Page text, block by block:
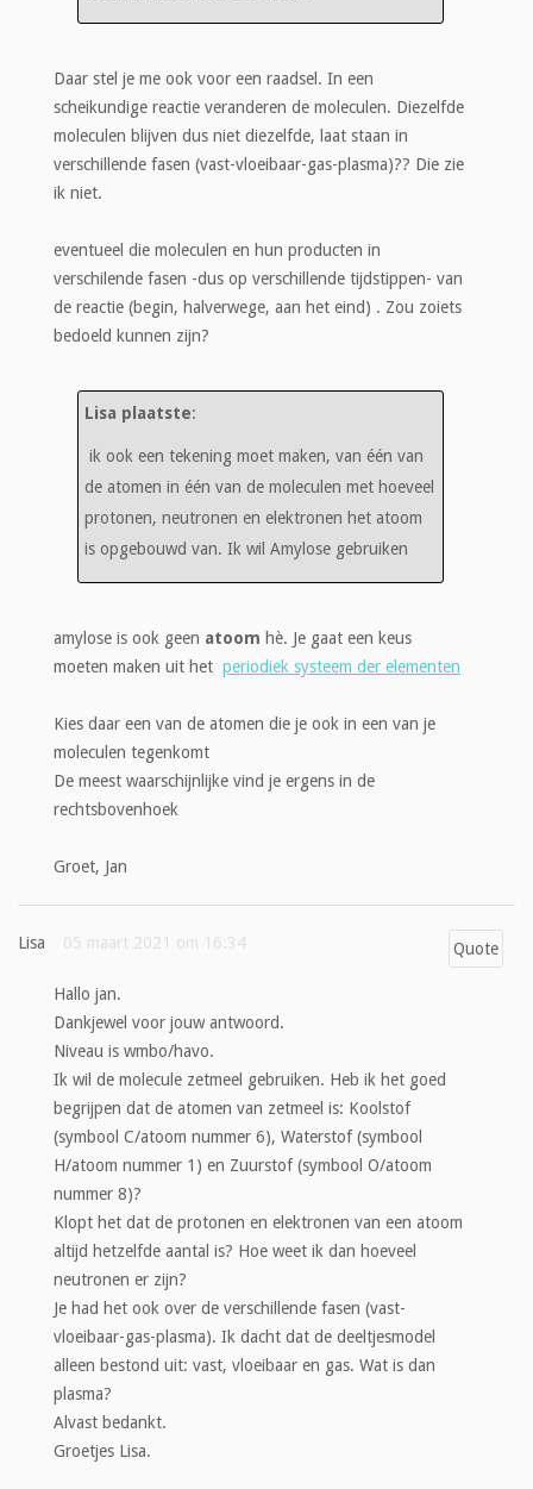
Daar stel je me ook voor een raadsel. In een
scheikundige reactie veranderen de moleculen. Diezelfde
moleculen blijven dus niet diezelfde, laat staan in
verschillende fasen (vast-vloeibaar-gas-plasma)?? Die zie
ik niet.
eventueel die moleculen en hun producten in
verschilende fasen -dus op verschillende tijdstippen- van
de reactie (begin, halverwege, aan het eind) . Zou zoiets
bedoeld kunnen zijn?
Lisa plaatste:
ik ook een tekening moet maken, van één van
de atomen in één van de moleculen met hoeveel
protonen, neutronen en elektronen het atoom
is opgebouwd van. Ik wil Amylose gebruiken
amylose is ook geen atoom hè. Je gaat een keus
moeten maken uit het periodiek systeem der elementen
Kies daar een van de atomen die je ook in een van je
moleculen tegenkomt
De meest waarschijnlijke vind je ergens in de
rechtsbovenhoek
Groet, Jan
Lisa 05 maart 2021 om 16:34 Quote
Hallo jan.
Dankjewel voor jouw antwoord.
Niveau is wmbo/havo.
Ik wil de molecule zetmeel gebruiken. Heb ik het goed
begrijpen dat de atomen van zetmeel is: Koolstof
(symbool C/atoom nummer 6), Waterstof (symbool
H/atoom nummer 1) en Zuurstof (symbool O/atoom
nummer 8)?
Klopt het dat de protonen en elektronen van een atoom
altijd hetzelfde aantal is? Hoe weet ik dan hoeveel
neutronen er zijn?
Je had het ook over de verschillende fasen (vast-
vloeibaar-gas-plasma). Ik dacht dat de deeltjesmodel
alleen bestond uit: vast, vloeibaar en gas. Wat is dan
plasma?
Alvast bedankt.
Groetjes Lisa.